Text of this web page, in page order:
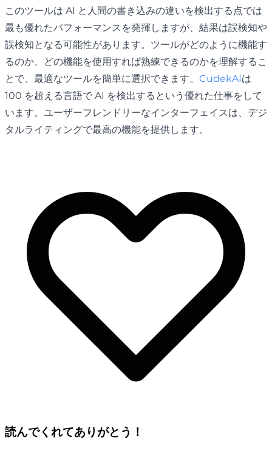
このツールは AI と人間の書き込みの違いを検出する点では
最も優れたパフォーマンスを発揮しますが、結果は誤検知や
誤検知となる可能性があります。ツールがどのように機能す
るのか、どの機能を使用すれば熟練できるのかを理解するこ
とで、最適なツールを簡単に選択できます。 CudekAIは
100 を超える言語で AI を検出するという優れた仕事をして
います。ユーザーフレンドリーなインターフェイスは、デジ
タルライティングで最高の機能を提供します。
読んでくれてありがとう！